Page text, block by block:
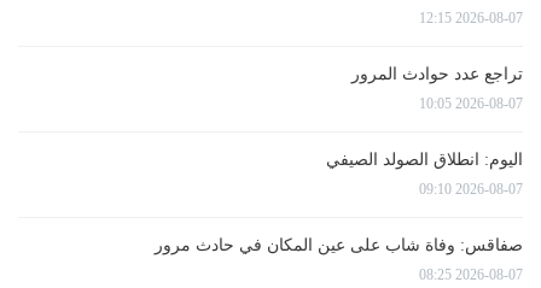
2026-08-07 12:15
تراجع عدد حوادث المرور
2026-08-07 10:05
اليوم: انطلاق الصولد الصيفي
2026-08-07 09:10
صفاقس: وفاة شاب على عين المكان في حادث مرور
2026-08-07 08:25